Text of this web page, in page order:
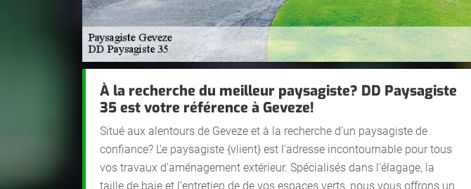
À la recherche du meilleur paysagiste? DD Paysagiste
35 est votre référence à Geveze!
Situé aux alentours de Geveze et à la recherche d’un paysagiste de
confiance? L'e paysagiste {vlient} est l’adresse incontournable pour tous
vos travaux d’aménagement extérieur. Spécialisés dans l’élagage, la
taille de haie et l'entretien de de vos espaces verts, nous vous offrons un